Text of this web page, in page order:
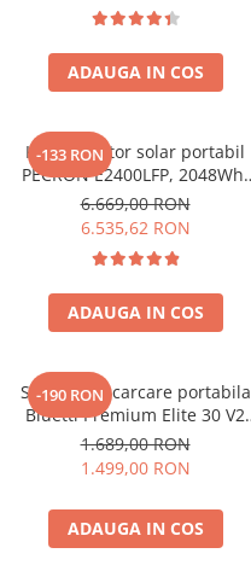
Pana in 1000W
Intre 2000-3000W
Cauta dupa marca
Bluetti
EcoFlow
Oscal
Toate generatoarele
Panouri Solare Pliabile
Cauta dupa marca
ADAUGA IN COS
-133 RON
Kit generator solar portabil
PECRON E2400LFP, 2048Wh,
2400W, 230V, Incarcare super
rapida, LiFePO4, Controler
MPPT dublu, Protectie BMS +
Panou solar 200W
6.669,00 RON
6.535,62 RON
ADAUGA IN COS
-190 RON
Statie de incarcare portabila
Bluetti Premium Elite 30 V2
600W 320Wh
1.689,00 RON
1.499,00 RON
ADAUGA IN COS